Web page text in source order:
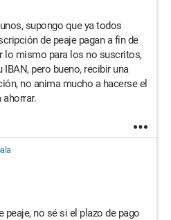
supongo que ya todos
de peaje pagan a fin de
lo mismo para los no suscritos,
pero bueno, recibir una
no anima mucho a hacerse el
peaje, no sé si el plazo de pago